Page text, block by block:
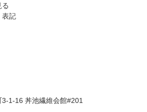
表記
1-16 丼池繊維会館#201